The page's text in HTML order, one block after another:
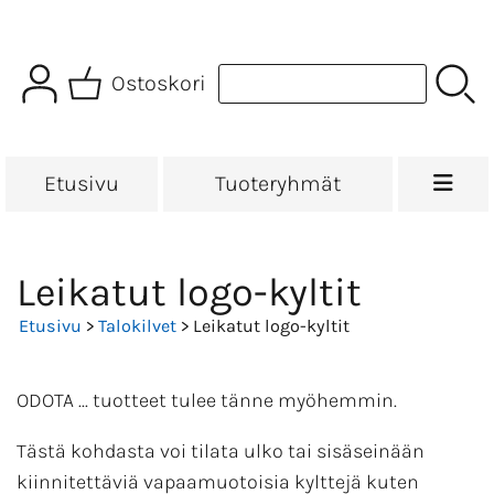
Ostoskori
Etusivu Tuoteryhmät
Leikatut logo-kyltit
Etusivu > Talokilvet > Leikatut logo-kyltit
ODOTA ... tuotteet tulee tänne myöhemmin.
Tästä kohdasta voi tilata ulko tai sisäseinään
kiinnitettäviä vapaamuotoisia kylttejä kuten